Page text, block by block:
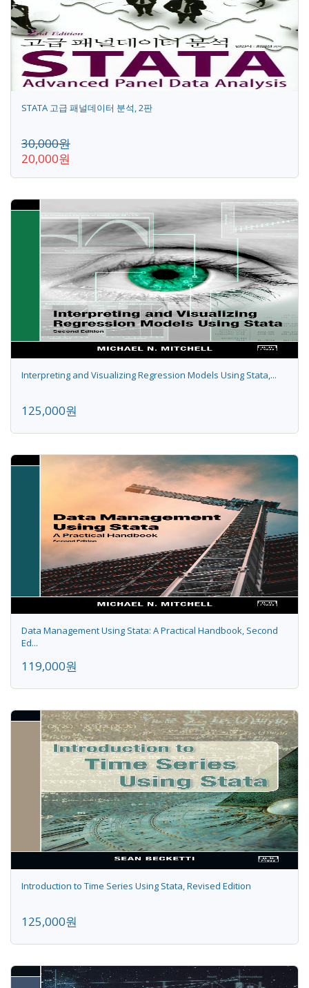
STATA 고급 패널데이터 분석, 2판
30,000원
20,000원
Interpreting and Visualizing Regression Models Using Stata,...
125,000원
Data Management Using Stata: A Practical Handbook, Second
Ed...
119,000원
Introduction to Time Series Using Stata, Revised Edition
125,000원